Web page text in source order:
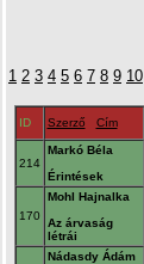
1 2 3 4 5 6 7 8 9 10
ID Szerző Cím
214
Markó Béla
Érintések
170
Mohl Hajnalka
Az árvaság
létrái
Nádasdy Ádám